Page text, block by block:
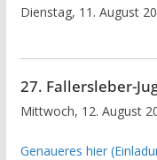
Dienstag, 11. August
27. Fallersleber-
Mittwoch, 12. August
Genaueres hier